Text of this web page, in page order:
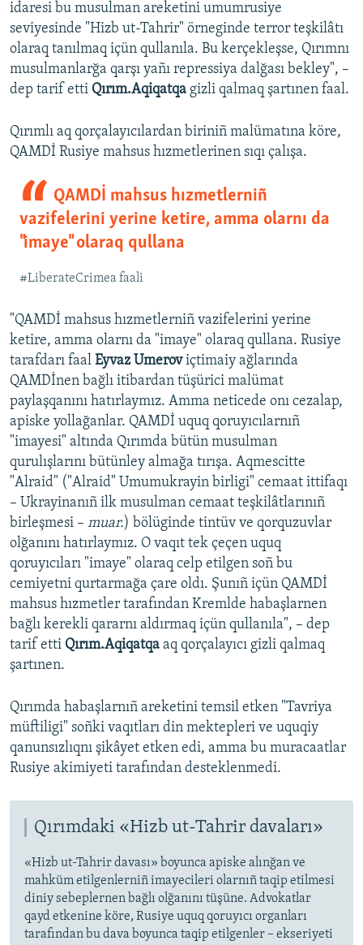
idaresi bu musulman areketini umumrusiye
seviyesinde "Hizb ut-Tahrir" örneginde terror teşkilâtı
olaraq tanılmaq içün qullanıla. Bu kerçekleşse, Qırımnı
musulmanlarğa qarşı yañı repressiya dalğası bekley", –
dep tarif etti Qırım.Aqiqatqa gizli qalmaq şartınen faal.
Qırımlı aq qorçalayıcılardan biriniñ malümatına köre,
QAMDİ Rusiye mahsus hızmetlerinen sıqı çalışa.
QAMDİ mahsus hızmetlerniñ
vazifelerini yerine ketire, amma olarnı da
"imaye" olaraq qullana
#LiberateCrimea faali
"QAMDİ mahsus hızmetlerniñ vazifelerini yerine
ketire, amma olarnı da "imaye" olaraq qullana. Rusiye
tarafdarı faal Eyvaz Umeroviçtimaiy ağlarında
QAMDİnen bağlı itibardan tüşürici malümat
paylaşqanını hatırlaymız. Amma neticede onı cezalap,
apiske yollağanlar. QAMDİ uquq qoruyıcılarnıñ
"imayesi" altında Qırımda bütün musulman
qurulışlarını bütünley almağa tırışa. Aqmescitte
"Alraid" ("Alraid" Umumukrayin birligi" cemaat ittifaqı
– Ukrayinanıñ ilk musulman cemaat teşkilâtlarınıñ
birleşmesi – muar.) bölüginde tintüv ve qorquzuvlar
olğanını hatırlaymız. O vaqıt tek çeçen uquq
qoruyıcıları "imaye" olaraq celp etilgen soñ bu
cemiyetni qurtarmağa çare oldı. Şunıñ içün QAMDİ
mahsus hızmetler tarafından Kremlde habaşlarnen
bağlı kerekli qararnı aldırmaq içün qullanıla", – dep
tarif etti Qırım.Aqiqatqa aq qorçalayıcı gizli qalmaq
şartınen.
Qırımda habaşlarnıñ areketini temsil etken "Tavriya
müftiligi" soñki vaqıtları din mektepleri ve uquqiy
qanunsızlıqnı şikâyet etken edi, amma bu muracaatlar
Rusiye akimiyeti tarafından desteklenmedi.
Qırımdaki «Hizb ut-Tahrir davaları»
«Hizb ut-Tahrir davası» boyunca apiske alınğan ve
mahküm etilgenlerniñ imayecileri olarnıñ taqip etilmesi
diniy sebeplernen bağlı olğanını tüşüne. Advokatlar
qayd etkenine köre, Rusiye uquq qoruyıcı organları
tarafından bu dava boyunca taqip etilgenler – ekseriyeti